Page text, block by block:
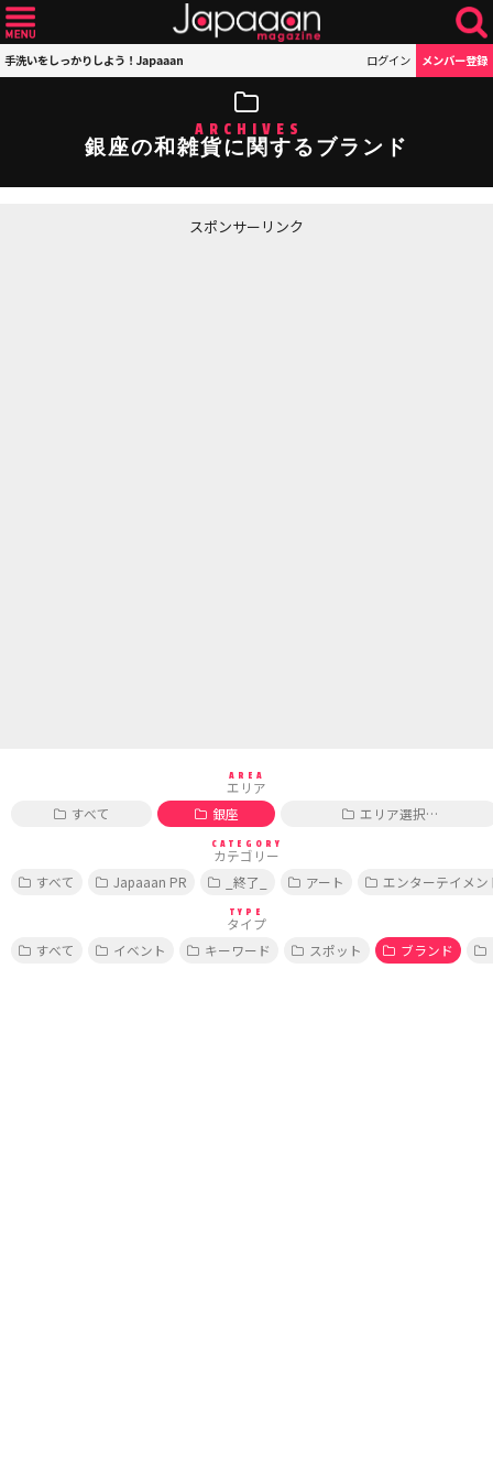
手洗いをしっかりしよう！Japaaan ログイン メンバー登録
ARCHIVES
銀座の和雑貨に関するブランド
スポンサーリンク
AREA
エリア
すべて
銀座 エリア選択…
CATEGORY
カテゴリー
すべて
Japaaan PR _終了_ アート エンターテイメン
TYPE
タイプ
すべて
イベント キーワード スポット ブランド